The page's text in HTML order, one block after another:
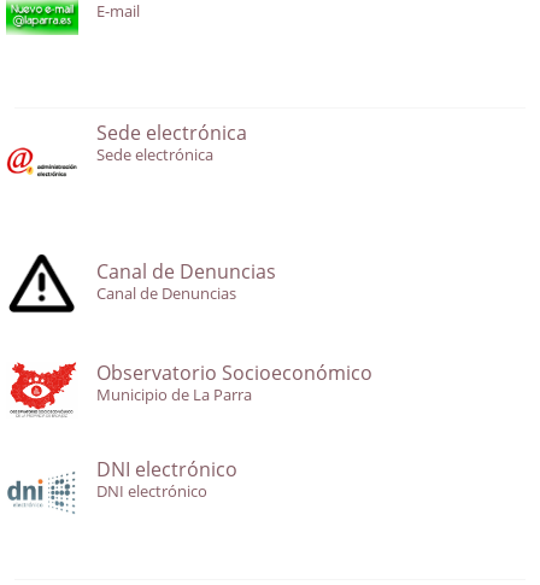
E-mail
Sede electrónica
Sede electrónica
Canal de Denuncias
Canal de Denuncias
Observatorio Socioeconómico
Municipio de La Parra
DNI electrónico
DNI electrónico